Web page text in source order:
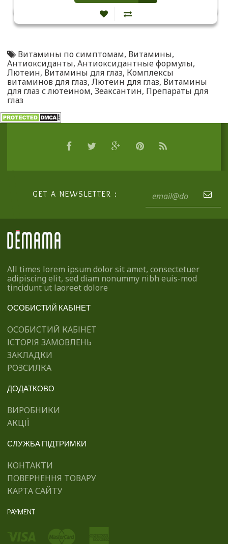
Витамины по симптомам, Витамины,
Антиоксиданты, Антиоксидантные формулы,
Лютеин, Витамины для глаз, Комплексы
витаминов для глаз, Лютеин для глаз, Витамины
для глаз с лютеином, Зеаксантин, Препараты для
глаз
GET A NEWSLETTER :
All times lorem ipsum dolor sit amet, consectetuer
adipiscing elit, sed diam nonummy nibh euis-mod
tincidunt ut laoreet dolore
ОСОБИСТИЙ КАБІНЕТ
ОСОБИСТИЙ КАБІНЕТ
ІСТОРІЯ ЗАМОВЛЕНЬ
ЗАКЛАДКИ
РОЗСИЛКА
ДОДАТКОВО
ВИРОБНИКИ
АКЦІЇ
СЛУЖБА ПІДТРИМКИ
КОНТАКТИ
ПОВЕРНЕННЯ ТОВАРУ
КАРТА САЙТУ
PAYMENT